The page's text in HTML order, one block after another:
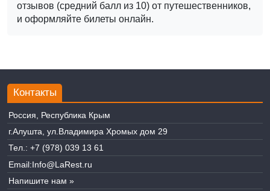
отзывов (средний балл из 10) от путешественников,
и оформляйте билеты онлайн.
Контакты
Россия, Республика Крым
г.Алушта, ул.Владимира Хромых дом 29
Тел.: +7 (978) 039 13 61
Email:Info@LaRest.ru
Напишите нам »